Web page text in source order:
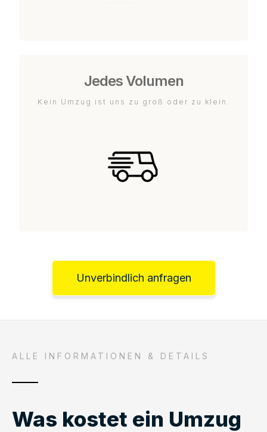
Jedes Volumen
Kein Umzug ist uns zu groß oder zu klein.
Unverbindlich anfragen
ALLE INFORMATIONEN & DETAILS
Was kostet ein Umzug